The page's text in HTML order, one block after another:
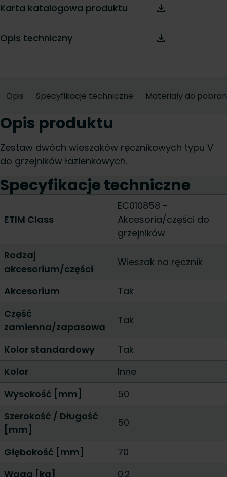
Karta katalogowa produktu
Opis techniczny
Opis Specyfikacje techniczne Materiały do
Opis produktu
Zestaw dwóch wieszaków ręcznikowych typu V
do grzejników łazienkowych.
Specyfikacje techniczne
ETIM Class
EC010858 -
Akcesoria/części do
grzejników
Rodzaj
akcesorium/części
Wieszak na ręcznik
Akcesorium
Tak
Część
zamienna/zapasowa
Tak
Kolor standardowy
Tak
Kolor
Inne
Wysokość [mm]
50
Szerokość / Długość
[mm]
50
Głębokość [mm]
70
Waga [kg]
0.2